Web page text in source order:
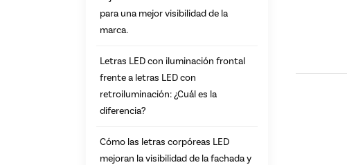
para una mejor visibilidad de la
marca.
Letras LED con iluminación frontal
frente a letras LED con
retroiluminación: ¿Cuál es la
diferencia?
Cómo las letras corpóreas LED
mejoran la visibilidad de la fachada y